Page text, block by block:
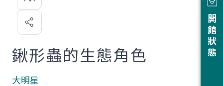
開館狀態
喜
歡
鍬形蟲的生態角色
大明星